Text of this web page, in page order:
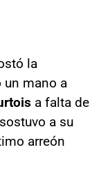
la
un mano a
a falta de
a su
arreón